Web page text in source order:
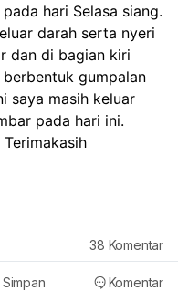
hari Selasa siang.
darah serta nyeri
dan di bagian kiri
gumpalan
saya masih keluar
pada hari ini.
Simpan Komentar
38 Komentar